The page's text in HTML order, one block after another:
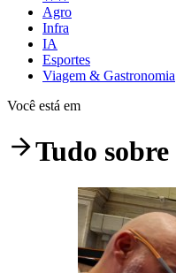
Agro
Infra
IA
Esportes
Viagem & Gastronomia
Você está em
Tudo sobre